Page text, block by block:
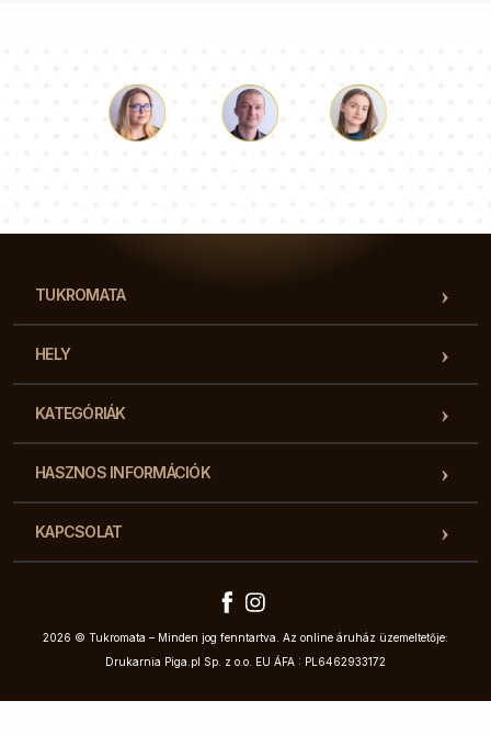
TUKROMATA
HELY
KATEGÓRIÁK
HASZNOS INFORMÁCIÓK
KAPCSOLAT
2026 © Tukromata – Minden jog fenntartva. Az online áruház üzemeltetője:
Drukarnia Piga.pl Sp. z o.o. EU ÁFA : PL6462933172